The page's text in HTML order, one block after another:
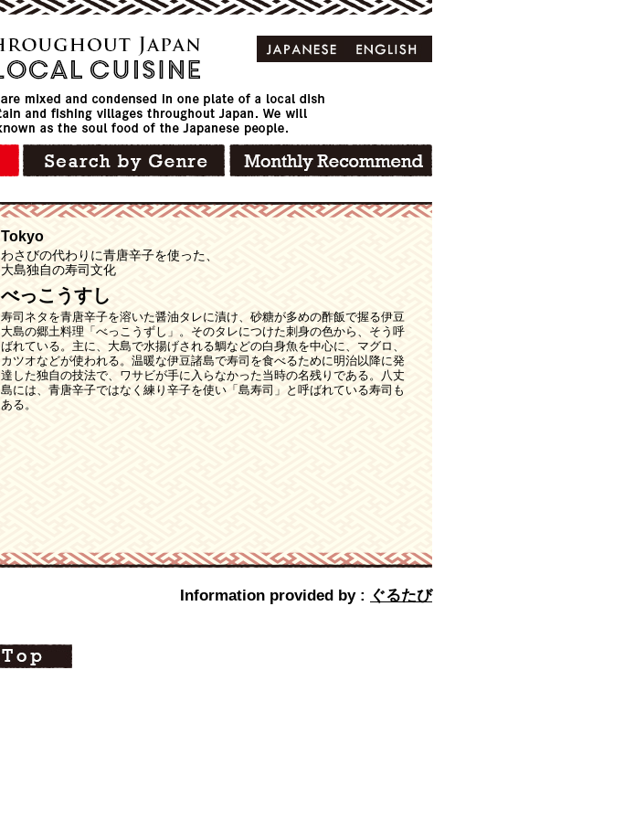
Tokyo
わさびの代わりに青唐辛子を使った、
大島独自の寿司文化
べっこうすし
寿司ネタを青唐辛子を溶いた醤油タレに漬け、砂糖が多めの酢飯で握る伊豆
大島の郷土料理「べっこうずし」。そのタレにつけた刺身の色から、そう呼
ばれている。主に、大島で水揚げされる鯛などの白身魚を中心に、マグロ、
カツオなどが使われる。温暖な伊豆諸島で寿司を食べるために明治以降に発
達した独自の技法で、ワサビが手に入らなかった当時の名残りである。八丈
島には、青唐辛子ではなく練り辛子を使い「島寿司」と呼ばれている寿司も
ある。
Information provided by : ぐるたび